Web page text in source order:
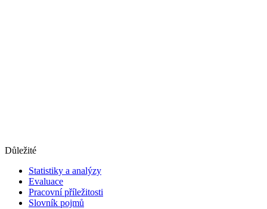
Důležité
Statistiky a analýzy
Evaluace
Pracovní příležitosti
Slovník pojmů